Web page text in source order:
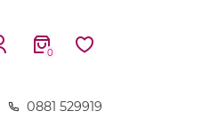
0
0881 529919